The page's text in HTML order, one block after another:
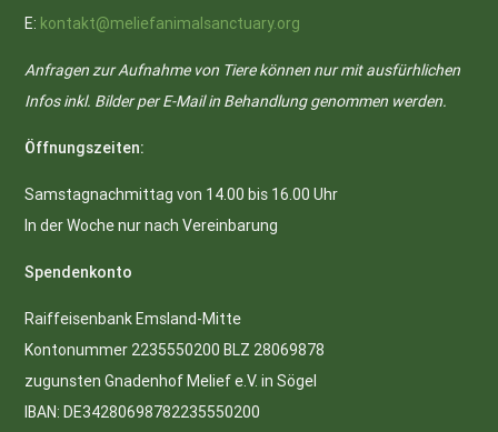
E: kontakt@meliefanimalsanctuary.org
Anfragen zur Aufnahme von Tiere können nur mit ausfürhlichen
Infos inkl. Bilder per E-Mail in Behandlung genommen werden.
Öffnungszeiten:
Samstagnachmittag von 14.00 bis 16.00 Uhr
In der Woche nur nach Vereinbarung
Spendenkonto
Raiffeisenbank Emsland-Mitte
Kontonummer 2235550200 BLZ 28069878
zugunsten Gnadenhof Melief e.V. in Sögel
IBAN: DE34280698782235550200